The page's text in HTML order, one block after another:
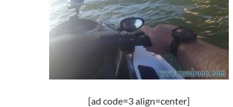
[ad code=3 align=center]